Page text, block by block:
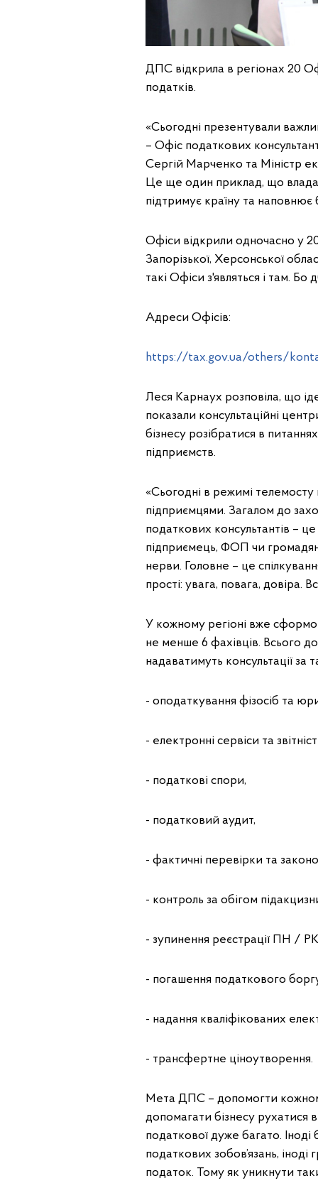
ДПС відкрила в регіонах 20
податків.
«Сьогодні презентували
– Офіс податкових
Сергій Марченко та Міністр
Це ще один приклад, що влада
підтримує країну та
Офіси відкрили одночасно у
Запорізької, Херсонської
такі Офіси з'являться і там.
Адреси Офісів:
https://tax.gov.ua/others/
Леся Карнаух розповіла, що
показали консультаційні
бізнесу розібратися в
підприємств.
«Сьогодні в режимі телемосту
підприємцями. Загалом до
податкових консультантів –
підприємець, ФОП чи
нерви. Головне – це
прості: увага, повага, довіра.
У кожному регіоні вже
не менше 6 фахівців. Всього
надаватимуть консультації
- оподаткування фізосіб та
- електронні сервіси та
- податкові спори,
- податковий аудит,
- фактичні перевірки та
- контроль за обігом
- зупинення реєстрації ПН /
- погашення податкового
- надання кваліфікованих
- трансфертне ціноутворення.
Мета ДПС – допомогти
допомагати бізнесу рухатися
податкової дуже багато. Іноді
податкових зобов’язань,
податок. Тому як уникнути